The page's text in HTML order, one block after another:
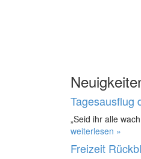
Tagesausflug
„Seid ihr alle
weiterlesen »
Freizeit